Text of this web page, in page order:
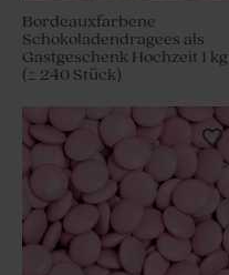
Bordeauxfarbene
Schokoladendragees als
Gastgeschenk Hochzeit 1 kg
(± 240 Stück)